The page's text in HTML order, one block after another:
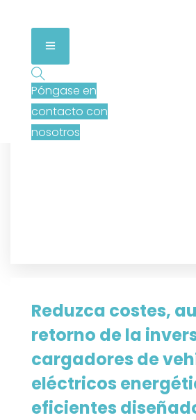
Póngase en
contacto con
nosotros
Reduzca costes,
retorno de la
cargadores de
eléctricos
eficientes